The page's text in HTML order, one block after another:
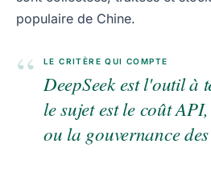
populaire de Chine.
“ LE CRITÈRE QUI COMPTE
DeepSeek est l'outil à
le sujet est le coût
ou la gouvernance